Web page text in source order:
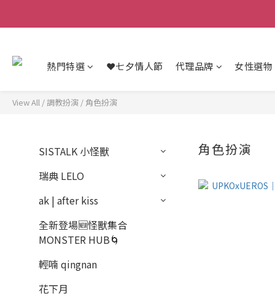
熱門特選 ❤️七夕情人節 代理品牌 女性選物
View All /調教扮演 / 角色扮演
SISTALK 小怪獸
瑞典 LELO
ak | after kiss
全新登場🆕怪獸集合
MONSTER HUB🌀
輕喃 qingnan
花下月
角色扮演